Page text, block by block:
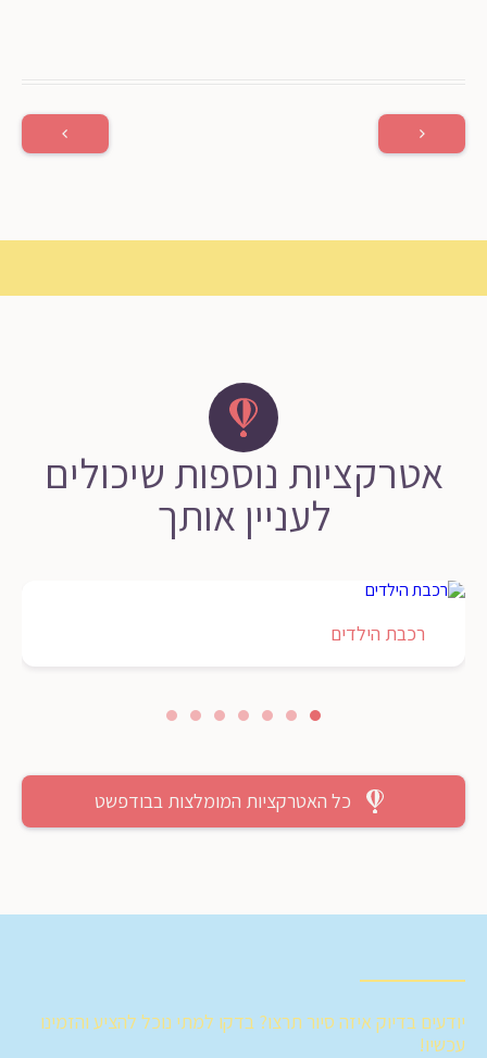
אטרקציות נוספות שיכולים
לעניין אותך
רכבת הילדים
כל האטרקציות המומלצות בבודפשט
יודעים בדיוק איזה סיור תרצו? בדקו למתי נוכל להציע והזמינו
עכשיו!